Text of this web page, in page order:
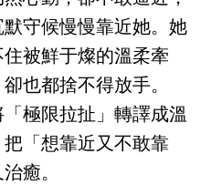
守候慢慢靠近她。她
被鮮于燦的溫柔牽
也都捨不得放手。
「極限拉扯」轉譯成溫
「想靠近又不敢靠
癒。